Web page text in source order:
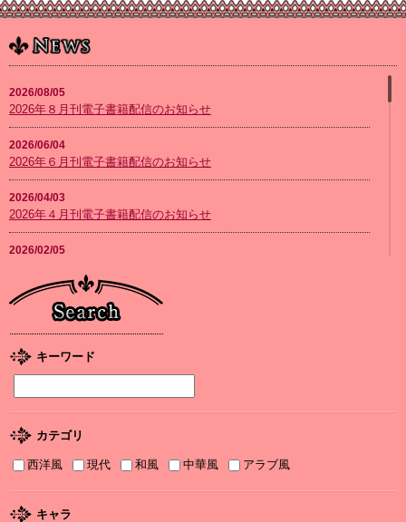
2026/08/05
2026年８月刊電子書籍配信のお知らせ
2026/06/04
2026年６月刊電子書籍配信のお知らせ
2026/04/03
2026年４月刊電子書籍配信のお知らせ
2026/02/05
2026/01/08
2026年１月刊電子書籍配信のお知らせ
2025/12/04
2025年12月刊電子書籍配信のお知らせ
『打算婚 未亡人になりかけましたがヤンデレ実業家の愛され妻に
なりました』お詫びと訂正
書泉2025年TLフェア Sonyaコミックス参加サイン色紙ちらっと見
せ♡
キーワード
カテゴリ
西洋風 現代 和風 中華風 アラブ風
キャラ